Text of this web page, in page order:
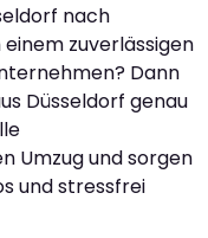
nach
zuverlässigen
Dann
Düsseldorf genau
Umzug und sorgen
und stressfrei